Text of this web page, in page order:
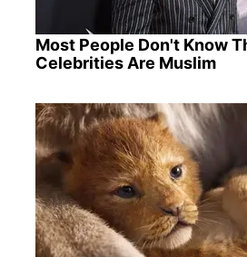
Most People Don't Know
Celebrities Are Muslim